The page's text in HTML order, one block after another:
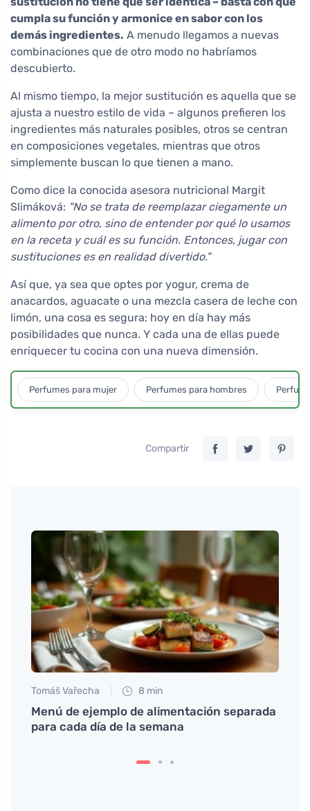
cumpla su función y armonice en sabor con los
demás ingredientes. A menudo llegamos a nuevas
combinaciones que de otro modo no habríamos
descubierto.
Al mismo tiempo, la mejor sustitución es aquella que se
ajusta a nuestro estilo de vida – algunos prefieren los
ingredientes más naturales posibles, otros se centran
en composiciones vegetales, mientras que otros
simplemente buscan lo que tienen a mano.
Como dice la conocida asesora nutricional Margit
Slimáková: "No se trata de reemplazar ciegamente un
alimento por otro, sino de entender por qué lo usamos
en la receta y cuál es su función. Entonces, jugar con
sustituciones es en realidad divertido."
Así que, ya sea que optes por yogur, crema de
anacardos, aguacate o una mezcla casera de leche con
limón, una cosa es segura: hoy en día hay más
posibilidades que nunca. Y cada una de ellas puede
enriquecer tu cocina con una nueva dimensión.
Perfumes para mujer Perfumes para hombres
Compartir
Tomáš Vařecha 8 min
Menú de ejemplo de alimentación separada
para cada día de la semana